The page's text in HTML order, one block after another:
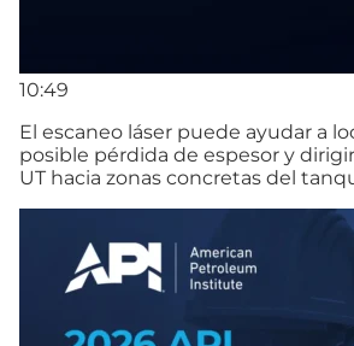
10:49
El escaneo láser puede ayudar a
posible pérdida de espesor y
UT hacia zonas concretas del